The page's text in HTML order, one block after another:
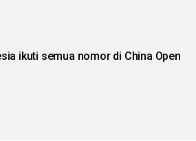
ikuti semua nomor di China Open